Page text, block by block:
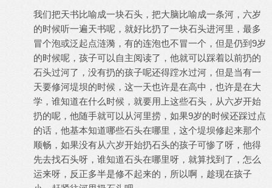
我们把天书比喻成一块石头，把大脑比喻成一条河，六岁
的时候听一遍天书呢，就好比扔了一块石头进河里，最多
冒个泡或泛起点涟漪，有的连泡也不冒一个，但是仍到9岁
的时候呢，孩子可以自主阅读了，他就可以踩着以前扔的
石头过河了，没有扔的孩子呢还得蹚水过河，但是当有一
天要修河堤坝的时候，这一天也许是在高中，也许是在大
学，谁知道在什么时候，就要用上这些石头，从六岁开始
扔的呢，他随手就可以从河里捞，如果9岁的时候还踩过点
的话，他基本知道哪些石头在哪里，这个堤坝修起来那个
顺畅，如果没有从六岁开始扔石头的孩子可惨了呀，他得
先去找石头呀，谁知道石头在哪里呀，就算找到了，怎么
运来呀，反正多半是修不起来的，所以啊，趁现在孩子